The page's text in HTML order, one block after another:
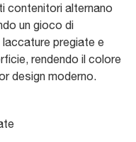
contenitori alternano
un gioco di
pregiate e
rendendo il colore
design moderno.